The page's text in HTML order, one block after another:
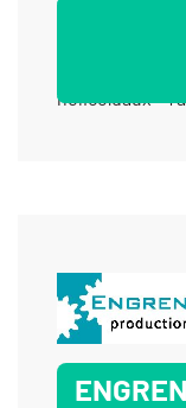
à chaîne -
Taillage de
hélicoïdaux -